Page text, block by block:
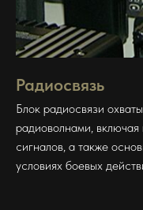
Радиосвязь
Блок радиосвязи
радиоволнами,
сигналов, а также
условиях боевых